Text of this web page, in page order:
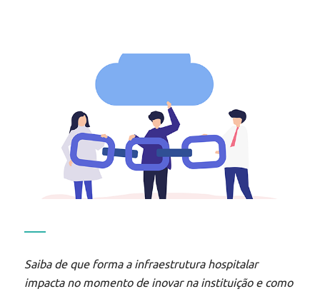
Saiba de que forma a infraestrutura hospitalar
impacta no momento de inovar na instituição e como